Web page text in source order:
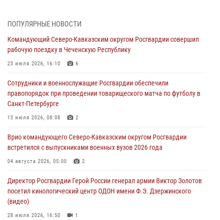
Представители ФСБ России по Уральскому округу Росгвардии и
Кузнецова
07 августа 2026, 12:00
Смольного собора в Санкт-Петербурге (видео)
07 августа 2026, 11:34 3
В Курске росгвардейцы провели занятие по основам
07 августа 2026, 11:33
Рэпер ST посетил раненых росгвардейцев в Главном военном
07 августа 2026, 11:18
ПОПУЛЯРНЫЕ НОВОСТИ
Командующий Северо-Кавказским округом Росгвардии совершил
рабочую поездку в Чеченскую Республику
23 июля 2026, 16:10 6
Сотрудники и военнослужащие Росгвардии обеспечили
правопорядок при проведении товарищеского матча по футболу в
Санкт-Петербурге
13 июля 2026, 08:08 2
Врио командующего Северо-Кавказским округом Росгвардии
встретился с выпускниками военных вузов 2026 года
04 августа 2026, 05:00 2
Директор Росгвардии Герой России генерал армии Виктор Золотов
посетил кинологический центр ОДОН имени Ф.Э. Дзержинского
(видео)
28 июля 2026, 16:50 1